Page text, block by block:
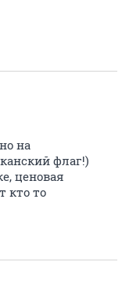
на
флаг!)
ценовая
кто то